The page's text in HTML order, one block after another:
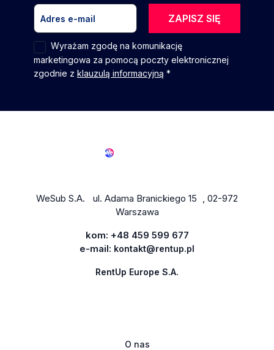
ZAPISZ SIĘ
Wyrażam zgodę na komunikację
marketingowa za pomocą poczty elektronicznej
zgodnie z klauzulą informacyjną *
WeSub S.A. ul. Adama Branickiego 15 , 02-972
Warszawa
kom: +48 459 599 677
e-mail: kontakt@rentup.pl
RentUp Europe S.A.
O nas